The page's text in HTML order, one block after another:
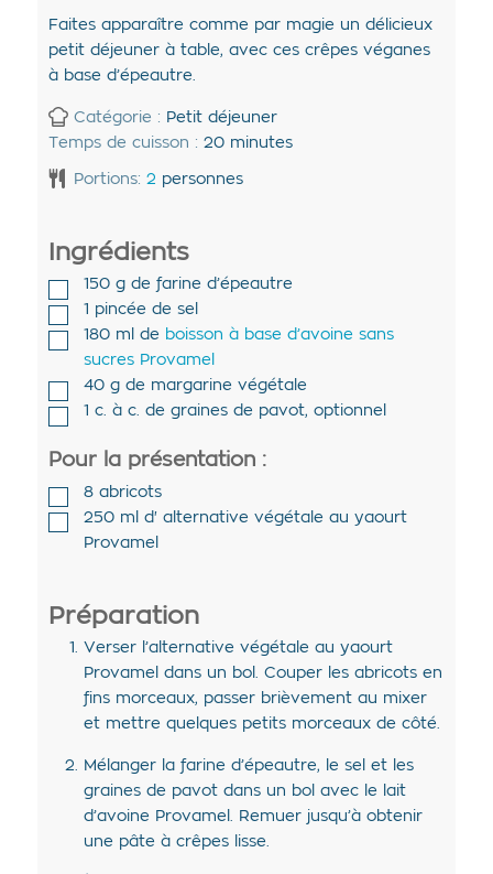
Faites apparaître comme par magie un délicieux
petit déjeuner à table, avec ces crêpes véganes
à base d’épeautre.
Catégorie : Petit déjeuner
Temps de cuisson : 20 minutes
Portions: 2 personnes
Ingrédients
150 g de farine d’épeautre
1 pincée de sel
180 ml de boisson à base d’avoine sans
sucres Provamel
40 g de margarine végétale
1 c. à c. de graines de pavot, optionnel
Pour la présentation :
8 abricots
250 ml d' alternative végétale au yaourt
Provamel
Préparation
Verser l’alternative végétale au yaourt
Provamel dans un bol. Couper les abricots en
fins morceaux, passer brièvement au mixer
et mettre quelques petits morceaux de côté.
Mélanger la farine d’épeautre, le sel et les
graines de pavot dans un bol avec le lait
d’avoine Provamel. Remuer jusqu’à obtenir
une pâte à crêpes lisse.